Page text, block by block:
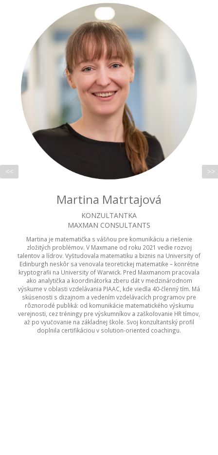
Lukáš Bakoš
KONATEĽ
MAXMAN CONSULTANTS
Lukáš vyštudoval psychológiu na Filozofickej fakulte UK,
nadstavbové vzdelanie získal na austrálskej UC Sydney a PhD. na
Fakulte manažmentu UK. Má manažérske skúsenosti z Telco a IT
firiem. V Maxmane vedie od roku 2009 množstvo projektov pre
lokálne aj nadnárodné firmy v Európe aj Ázii. Venuje sa rozvoju
vrcholových manažérov, pričom jeho srdcovkou je budovanie
samoriadiacich tímov a pomoc firmám vytvárať prostredie s
vysokou samostatnosťou, agilitou a autonómiou. Popri práci v
Maxman-e učí študentov psychológie a manažmentu na niekoľkých
katedrách Univerzity Komenského.
<< >>